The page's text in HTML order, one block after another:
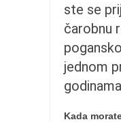
moje beleške
istorija karatea
bubishi
kihon
ste se
čarobnu
jednom
Kada